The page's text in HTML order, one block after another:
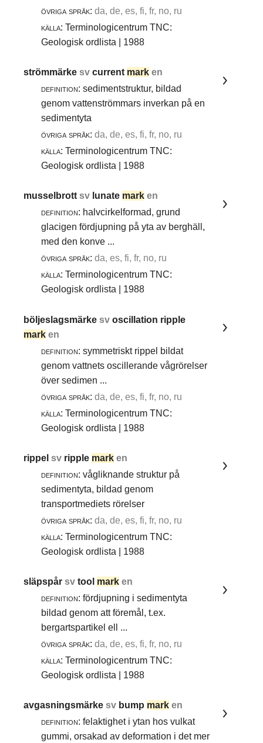
övriga språk: da, de, es, fi, fr, no, ru
källa: Terminologicentrum TNC:
Geologisk ordlista | 1988
strömmärkesvcurrent mark en
definition: sedimentstruktur, bildad
genom vattenströmmars inverkan på en
sedimentyta
övriga språk: da, de, es, fi, fr, no, ru
källa: Terminologicentrum TNC:
Geologisk ordlista | 1988
musselbrottsv lunate mark en
definition: halvcirkelformad, grund
glacigen fördjupning på yta av berghäll,
med den konve ...
övriga språk: da, es, fi, fr, no, ru
källa: Terminologicentrum TNC:
Geologisk ordlista | 1988
böljeslagsmärkesvoscillation ripple
mark en
definition: symmetriskt rippel bildat
genom vattnets oscillerande vågrörelser
över sedimen ...
övriga språk: da, de, es, fi, fr, no, ru
källa: Terminologicentrum TNC:
Geologisk ordlista | 1988
rippelsv ripple mark en
definition: vågliknande struktur på
sedimentyta, bildad genom
transportmediets rörelser
övriga språk: da, de, es, fi, fr, no, ru
källa: Terminologicentrum TNC:
Geologisk ordlista | 1988
släpspårsvtool mark en
definition: fördjupning i sedimentyta
bildad genom att föremål, t.ex.
bergartspartikel ell ...
övriga språk: da, de, es, fi, fr, no, ru
källa: Terminologicentrum TNC:
Geologisk ordlista | 1988
avgasningsmärkesv bump mark en
definition: felaktighet i ytan hos vulkat
gummi, orsakad av deformation i det mer